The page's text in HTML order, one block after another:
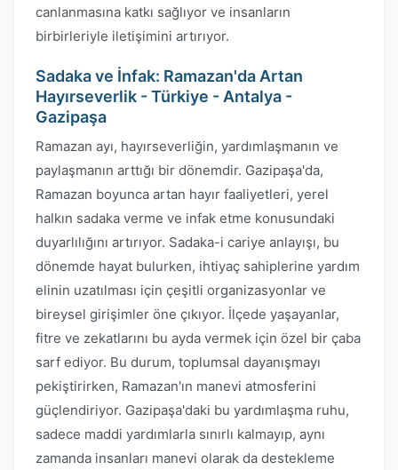
canlanmasına katkı sağlıyor ve insanların
birbirleriyle iletişimini artırıyor.
Sadaka ve İnfak: Ramazan'da Artan
Hayırseverlik - Türkiye - Antalya -
Gazipaşa
Ramazan ayı, hayırseverliğin, yardımlaşmanın ve
paylaşmanın arttığı bir dönemdir. Gazipaşa'da,
Ramazan boyunca artan hayır faaliyetleri, yerel
halkın sadaka verme ve infak etme konusundaki
duyarlılığını artırıyor. Sadaka-i cariye anlayışı, bu
dönemde hayat bulurken, ihtiyaç sahiplerine yardım
elinin uzatılması için çeşitli organizasyonlar ve
bireysel girişimler öne çıkıyor. İlçede yaşayanlar,
fitre ve zekatlarını bu ayda vermek için özel bir çaba
sarf ediyor. Bu durum, toplumsal dayanışmayı
pekiştirirken, Ramazan'ın manevi atmosferini
güçlendiriyor. Gazipaşa'daki bu yardımlaşma ruhu,
sadece maddi yardımlarla sınırlı kalmayıp, aynı
zamanda insanları manevi olarak da destekleme